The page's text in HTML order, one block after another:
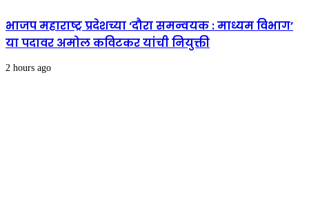
भाजप महाराष्ट्र प्रदेशच्या ‘दौरा समन्वयक : माध्यम विभाग’
या पदावर अमोल कविटकर यांची नियुक्ती
2 hours ago